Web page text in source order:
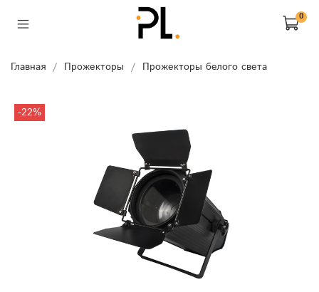
0
Главная Прожекторы Прожекторы белого света
-22%